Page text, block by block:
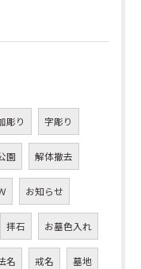
彫り 字彫り
園 解体撤去
お知らせ
拝石 お墓色入れ
名 戒名 墓地